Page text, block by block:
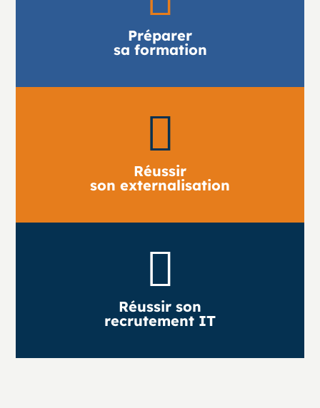
Préparer
sa formation

Réussir
son externalisation

Réussir son
recrutement IT